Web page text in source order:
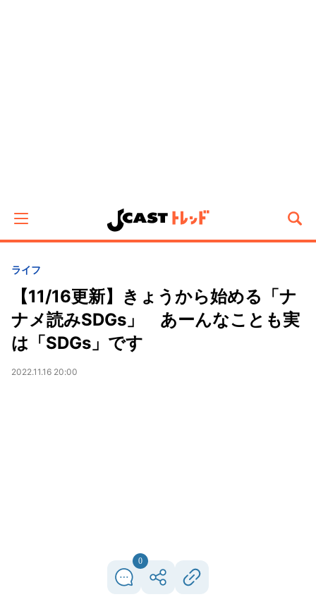
ライフ
【11/16更新】きょうから始める「ナ
ナメ読みSDGs」 あーんなことも実
は「SDGs」です
2022.11.16 20:00
0